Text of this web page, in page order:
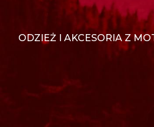
ODZIEŻ I AKCESORIA Z